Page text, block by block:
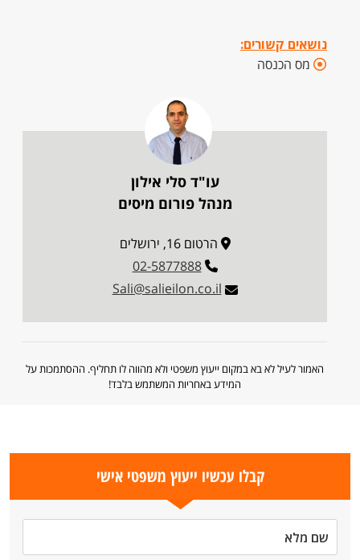
נושאים קשורים:
מס הכנסה
עו"ד סלי אילון
מנהל פורום מיסים
הרטום 16, ירושלים
02-5877888
Sali@salieilon.co.il
האמור לעיל לא בא במקום ייעוץ משפטי ולא מהווה לו תחליף. ההסתמכות על
המידע באחריות המשתמש בלבד!
קבלו עכשיו ייעוץ משפטי אישי